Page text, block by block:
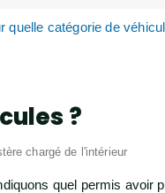
quelle catégorie de
?
chargé de l'intérieur
quel permis avoir